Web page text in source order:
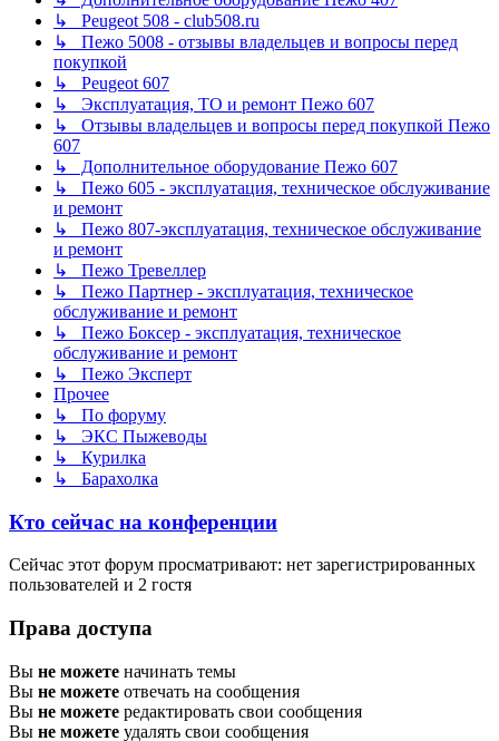
↳ Peugeot 508 - club508.ru
↳ Пежо 5008 - отзывы владельцев и вопросы перед
покупкой
↳ Peugeot 607
↳ Эксплуатация, ТО и ремонт Пежо 607
↳ Отзывы владельцев и вопросы перед покупкой Пежо
607
↳ Дополнительное оборудование Пежо 607
↳ Пежо 605 - эксплуатация, техническое обслуживание
и ремонт
↳ Пежо 807-эксплуатация, техническое обслуживание
и ремонт
↳ Пежо Тревеллер
↳ Пежо Партнер - эксплуатация, техническое
обслуживание и ремонт
↳ Пежо Боксер - эксплуатация, техническое
обслуживание и ремонт
↳ Пежо Эксперт
Прочее
↳ По форуму
↳ ЭКС Пыжеводы
↳ Курилка
↳ Барахолка
Кто сейчас на конференции
Сейчас этот форум просматривают: нет зарегистрированных
пользователей и 2 гостя
Права доступа
Вы не можете начинать темы
Вы не можете отвечать на сообщения
Вы не можете редактировать свои сообщения
Вы не можете удалять свои сообщения